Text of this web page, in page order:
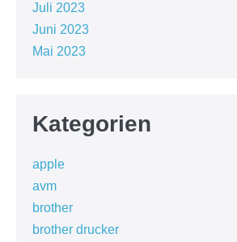
Juli 2023
Juni 2023
Mai 2023
Kategorien
apple
avm
brother
brother drucker